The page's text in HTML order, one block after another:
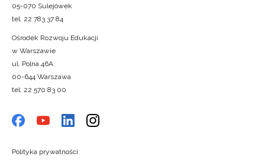
05-070 Sulejówek
tel. 22 783 37 84
Ośrodek Rozwoju Edukacji
w Warszawie
ul. Polna 46A
00-644 Warszawa
tel. 22 570 83 00
Polityka prywatności